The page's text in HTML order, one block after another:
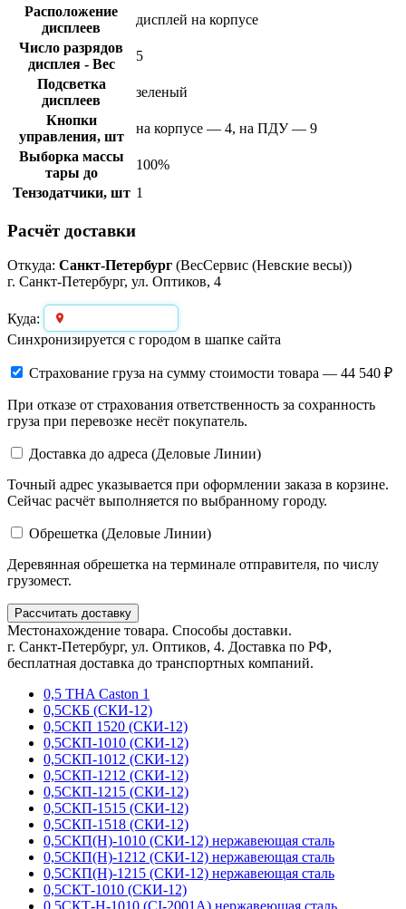
Расположение
дисплеев
дисплей на корпусе
Число разрядов
дисплея - Вес
5
Подсветка
дисплеев
зеленый
Кнопки
управления, шт
на корпусе — 4, на ПДУ — 9
Выборка массы
тары до
100%
Тензодатчики, шт 1
Расчёт доставки
Откуда: Санкт-Петербург (ВесСервис (Невские весы))
г. Санкт-Петербург, ул. Оптиков, 4
Куда:
Синхронизируется с городом в шапке сайта
Страхование груза на сумму стоимости товара — 44 540 ₽
При отказе от страхования ответственность за сохранность
груза при перевозке несёт покупатель.
Доставка до адреса (Деловые Линии)
Точный адрес указывается при оформлении заказа в корзине.
Сейчас расчёт выполняется по выбранному городу.
Обрешетка (Деловые Линии)
Деревянная обрешетка на терминале отправителя, по числу
грузомест.
Рассчитать доставку
Местонахождение товара. Способы доставки.
г. Санкт-Петербург, ул. Оптиков, 4. Доставка по РФ,
бесплатная доставка до транспортных компаний.
0,5 THA Caston 1
0,5СКБ (СКИ-12)
0,5СКП 1520 (СКИ-12)
0,5СКП-1010 (СКИ-12)
0,5СКП-1012 (СКИ-12)
0,5СКП-1212 (СКИ-12)
0,5СКП-1215 (СКИ-12)
0,5СКП-1515 (СКИ-12)
0,5СКП-1518 (СКИ-12)
0,5СКП(Н)-1010 (СКИ-12) нержавеющая сталь
0,5СКП(Н)-1212 (СКИ-12) нержавеющая сталь
0,5СКП(Н)-1215 (СКИ-12) нержавеющая сталь
0,5СКТ-1010 (СКИ-12)